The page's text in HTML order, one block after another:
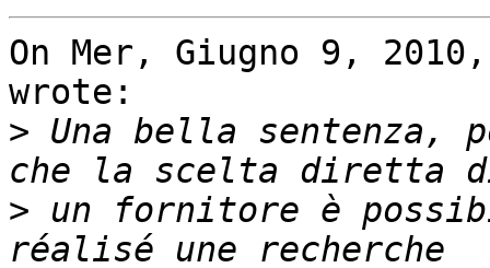
On Mer, Giugno 9,
wrote:
> Una bella
> un fornitore è